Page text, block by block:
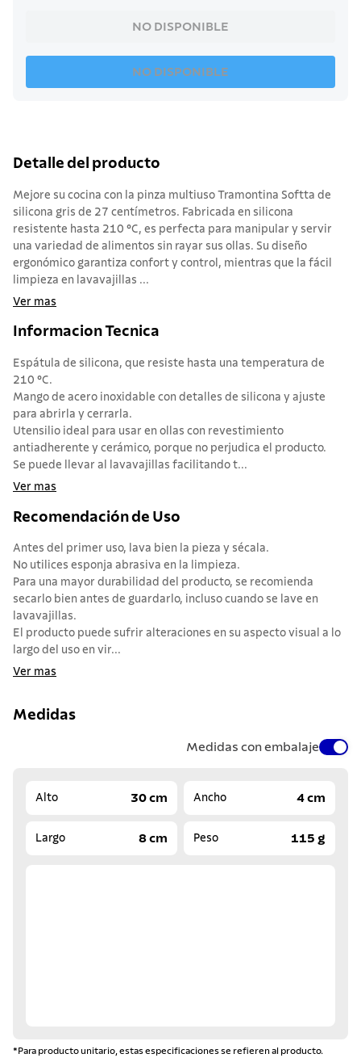
NO DISPONIBLE
NO DISPONIBLE
Detalle del producto
Mejore su cocina con la pinza multiuso Tramontina Softta de
silicona gris de 27 centímetros. Fabricada en silicona
resistente hasta 210 °C, es perfecta para manipular y servir
una variedad de alimentos sin rayar sus ollas. Su diseño
ergonómico garantiza confort y control, mientras que la fácil
limpieza en lavavajillas ...
Ver mas
Informacion Tecnica
Espátula de silicona, que resiste hasta una temperatura de
210 °C.
Mango de acero inoxidable con detalles de silicona y ajuste
para abrirla y cerrarla.
Utensilio ideal para usar en ollas con revestimiento
antiadherente y cerámico, porque no perjudica el producto.
Se puede llevar al lavavajillas facilitando t...
Ver mas
Recomendación de Uso
Antes del primer uso, lava bien la pieza y sécala.
No utilices esponja abrasiva en la limpieza.
Para una mayor durabilidad del producto, se recomienda
secarlo bien antes de guardarlo, incluso cuando se lave en
lavavajillas.
El producto puede sufrir alteraciones en su aspecto visual a lo
largo del uso en vir...
Ver mas
Medidas
Medidas con embalaje
Alto 30 cm Ancho 4 cm
Largo 8 cm Peso 115 g
*Para producto unitario, estas especificaciones se refieren al producto.